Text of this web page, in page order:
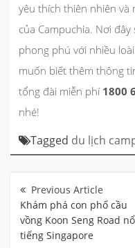
yêu thích thiên nhiên và
của Campuchia. Nơi
phong phú với nhiều
muốn biết thêm thông
tổng đài miễn phí 1800
nhé!
Tagged du lịch
hướng
bài
viết
Khám phá con phố cầu
vồng Koon Seng Road
tiếng Singapore